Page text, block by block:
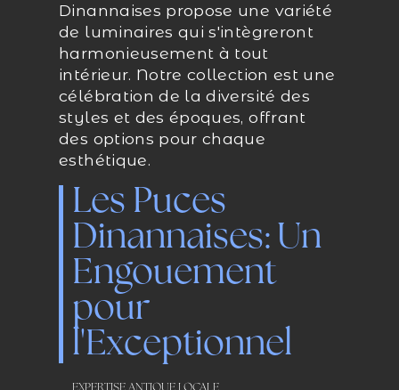
Dinannaises propose une variété
de luminaires qui s'intègreront
harmonieusement à tout
intérieur. Notre collection est une
célébration de la diversité des
styles et des époques, offrant
des options pour chaque
esthétique.
Les Puces
Dinannaises: Un
Engouement
pour
l'Exceptionnel